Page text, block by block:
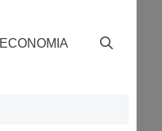
ECONOMIA